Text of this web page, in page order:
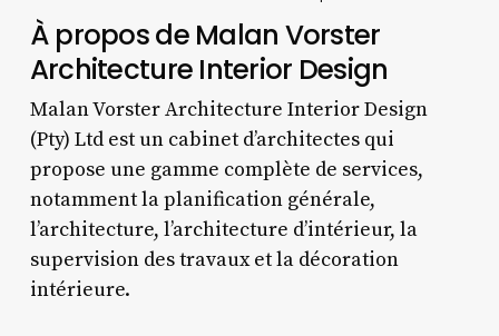
À propos de Malan Vorster
Architecture Interior Design
Malan Vorster Architecture Interior Design
(Pty) Ltd est un cabinet d’architectes qui
propose une gamme complète de services,
notamment la planification générale,
l’architecture, l’architecture d’intérieur, la
supervision des travaux et la décoration
intérieure.